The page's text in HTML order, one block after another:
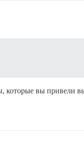
которые вы привели